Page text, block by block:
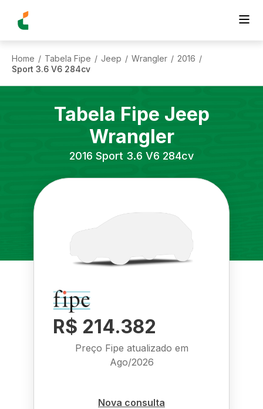
Home / Tabela Fipe / Jeep / Wrangler / 2016 /
Sport 3.6 V6 284cv
Tabela Fipe Jeep
Wrangler
2016 Sport 3.6 V6 284cv
R$ 214.382
Preço Fipe atualizado em
Ago/2026
Nova consulta